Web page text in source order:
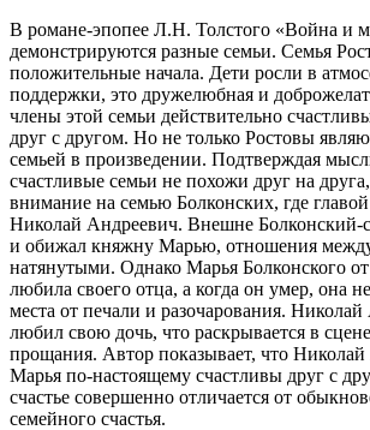
В романе-эпопее Л.Н. Толстого «Война и
демонстрируются разные семьи. Семья
положительные начала. Дети росли в
поддержки, это дружелюбная и
члены этой семьи действительно
друг с другом. Но не только Ростовы
семьей в произведении. Подтверждая
счастливые семьи не похожи друг на
внимание на семью Болконских, где
Николай Андреевич. Внешне Болконский-
и обижал княжну Марью, отношения
натянутыми. Однако Марья Болконского от
любила своего отца, а когда он умер, она
места от печали и разочарования.
любил свою дочь, что раскрывается в
прощания. Автор показывает, что
Марья по-настоящему счастливы друг с
счастье совершенно отличается от
семейного счастья.